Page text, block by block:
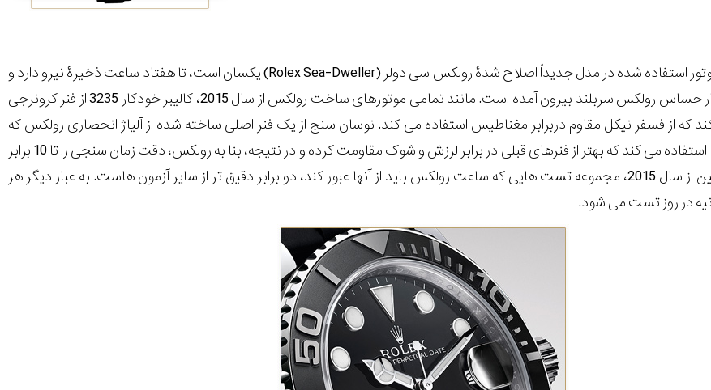
موتور این ساعت که با موتور استفاده شده در مدل جدیداً اصلاح شدۀ رولکس سی دولر (Rolex Sea-Dweller) یکسان است، تا هفتاد ساعت ذخیرۀ نیرو دارد و
از تست های دقت بسیار حساس رولکس سربلند بیرون آمده است. مانند تمامی موتورهای ساخت رولکس از سال 2015، کالیبر خودکار 3235 از فنر کرونرجی
که از فسفر نیکل مقاوم دربرابر مغناطیس استفاده می کند. نوسان سنج از یک فنر اصلی ساخته شده از آلیاژ انحصاری رولکس که
پاراکروم نامیده می شود استفاده می کند که بهتر از فنرهای قبلی در برابر لرزش و شوک مقاومت کرده و در نتیجه، بنا به رولکس، دقت زمان سنجی را تا 10 برابر
افزایش می دهد. همچنین از سال 2015، مجموعه تست هایی که ساعت رولکس باید از آنها عبور کند، دو برابر دقیق تر از سایر آزمون هاست. به عبار دیگر هر